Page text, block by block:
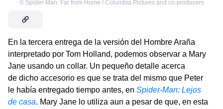
© Spider-Man: Far from Home / Columbia Pictures and co-producers
En la tercera entrega de la versión del Hombre Araña
interpretado por Tom Holland, podemos observar a Mary
Jane usando un collar. Un pequeño detalle acerca
de dicho accesorio es que se trata del mismo que Peter
le había entregado tiempo antes, en Spider-Man: Lejos
de casa. Mary Jane lo utiliza aun a pesar de que, en esta